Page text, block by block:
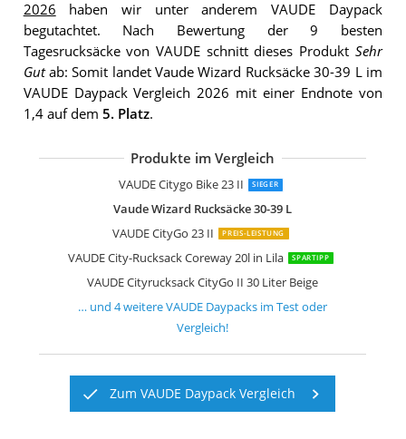
2026 haben wir unter anderem VAUDE Daypack
begutachtet. Nach Bewertung der 9 besten
Tagesrucksäcke von VAUDE schnitt dieses Produkt Sehr
Gutab: Somit landet Vaude Wizard Rucksäcke 30-39 L im
VAUDE Daypack Vergleich 2026 mit einer Endnote von
1,4 auf dem 5. Platz.
Produkte im Vergleich
VAUDE Citygo Bike 23 II SIEGER
Vaude Wizard Rucksäcke 30-39 L
VAUDE CityGo 23 II
PREIS-LEISTUNG
VAUDE City-Rucksack Coreway 20l in Lila SPARTIPP
VAUDE Cityrucksack CityGo II 30 Liter Beige
VAUDE Citygo Bike 23
VAUDE Cycle 20 II
VAUDE CityShop Bike II
VAUDE Albali II
… und4weitereVAUDE Daypacks im Test oder
Vergleich!
Zum VAUDE Daypack Vergleich